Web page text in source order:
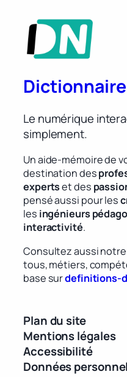
Le numérique
simplement.
Un aide-mémoire de
destination des
expertset des
pensé aussi pour les
les ingénieurs
interactivité.
Consultez aussi
tous, métiers,
base surdefinitions-
Plan du site
Mentions légales
Accessibilité
Données